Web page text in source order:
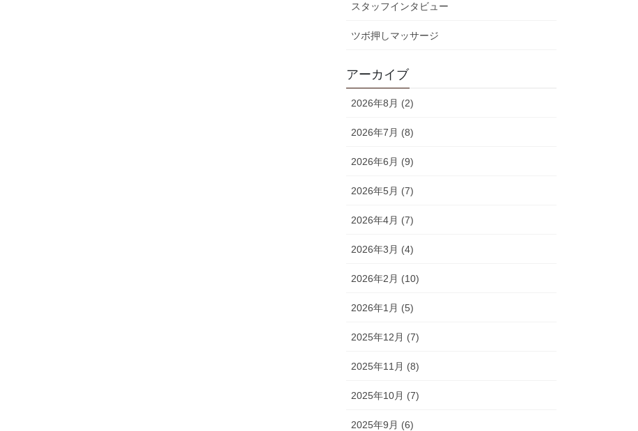
スタッフインタビュー
ツボ押しマッサージ
アーカイブ
2026年8月 (2)
2026年7月 (8)
2026年6月 (9)
2026年5月 (7)
2026年4月 (7)
2026年3月 (4)
2026年2月 (10)
2026年1月 (5)
2025年12月 (7)
2025年11月 (8)
2025年10月 (7)
2025年9月 (6)